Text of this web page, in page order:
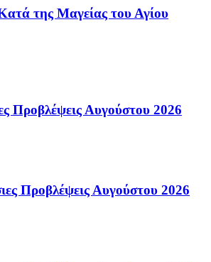
της Μαγείας του Αγίου
Προβλέψεις Αυγούστου 2026
Προβλέψεις Αυγούστου 2026